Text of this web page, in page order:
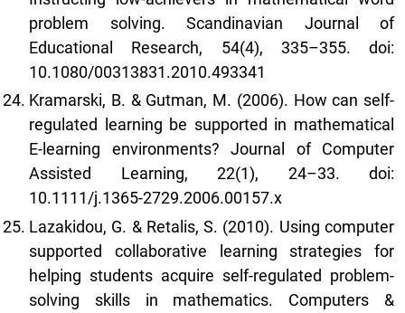
problem solving. Scandinavian Journal of
Educational Research, 54(4), 335–355. doi:
10.1080/00313831.2010.493341
Kramarski, B. & Gutman, M. (2006). How can self-
regulated learning be supported in mathematical
E-learning environments? Journal of Computer
Assisted Learning, 22(1), 24–33. doi:
10.1111/j.1365-2729.2006.00157.x
Lazakidou, G. & Retalis, S. (2010). Using computer
supported collaborative learning strategies for
helping students acquire self-regulated problem-
solving skills in mathematics. Computers &